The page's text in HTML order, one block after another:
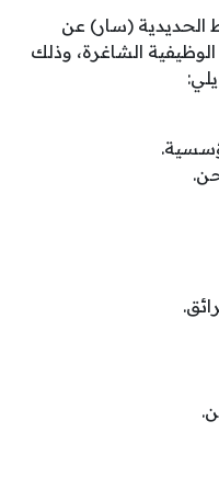
الحديدية (سار) عن
الشاغرة، وذلك